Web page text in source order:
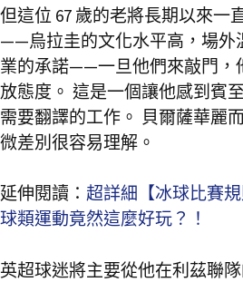
但這位 67 歲的老將長期以來一
——烏拉圭的文化水平高，場外
業的承諾——一旦他們來敲門，
放態度。 這是一個讓他感到賓
需要翻譯的工作。 貝爾薩華麗
微差別很容易理解。
延伸閱讀： 超詳細【冰球比賽
球類運動竟然這麼好玩？！
英超球迷將主要從他在利茲聯